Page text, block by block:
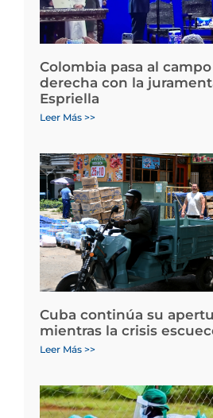
Colombia pasa al
derecha con la
Espriella
Leer Más >>
Cuba continúa su
mientras la crisis
Leer Más >>